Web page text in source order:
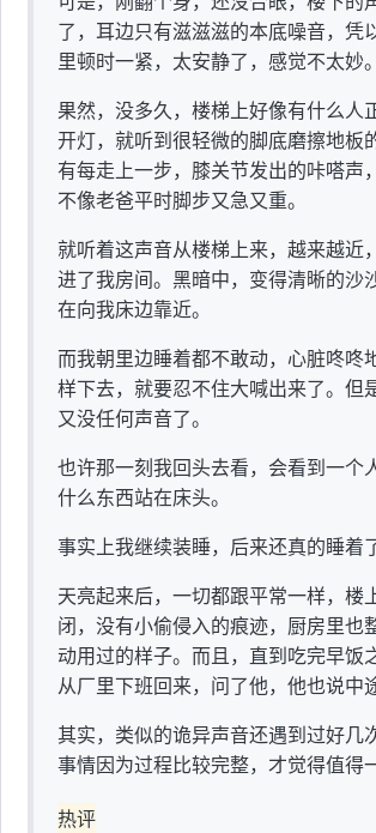
了，耳边只有滋滋滋的本底噪音，凭
里顿时一紧，太安静了，感觉不太妙。
果然，没多久，楼梯上好像有什么人
开灯，就听到很轻微的脚底磨擦地板
有每走上一步，膝关节发出的咔嗒声
不像老爸平时脚步又急又重。
就听着这声音从楼梯上来，越来越近
进了我房间。黑暗中，变得清晰的沙
在向我床边靠近。
而我朝里边睡着都不敢动，心脏咚咚
样下去，就要忍不住大喊出来了。但
又没任何声音了。
也许那一刻我回头去看，会看到一个
什么东西站在床头。
事实上我继续装睡，后来还真的睡着
天亮起来后，一切都跟平常一样，楼
闭，没有小偷侵入的痕迹，厨房里也
动用过的样子。而且，直到吃完早饭
从厂里下班回来，问了他，他也说中
其实，类似的诡异声音还遇到过好几
事情因为过程比较完整，才觉得值得
热评